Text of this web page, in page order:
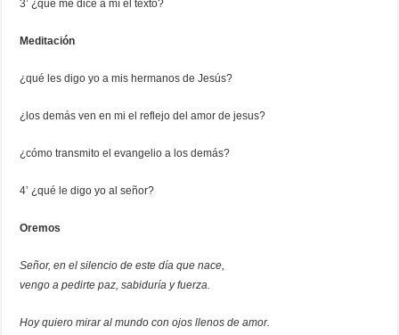
3’ ¿qué me dice a mí el texto?
Meditación
¿qué les digo yo a mis hermanos de Jesús?
¿los demás ven en mi el reflejo del amor de jesus?
¿cómo transmito el evangelio a los demás?
4’ ¿qué le digo yo al señor?
Oremos
Señor, en el silencio de este día que nace,
vengo a pedirte paz, sabiduría y fuerza.
Hoy quiero mirar al mundo con ojos llenos de amor.